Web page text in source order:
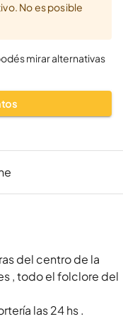
No es posible
mirar alternativas
del centro de la
, todo el folclore del
las 24 hs .